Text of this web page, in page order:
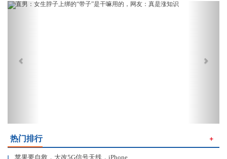
Previous
热门排行 ＋
苹果要自救，大改5G信号天线，iPhone